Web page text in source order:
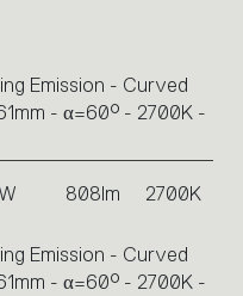
Emission - Curved
- α=60° - 2700K -
808lm 2700K
Emission - Curved
- α=60° - 2700K -